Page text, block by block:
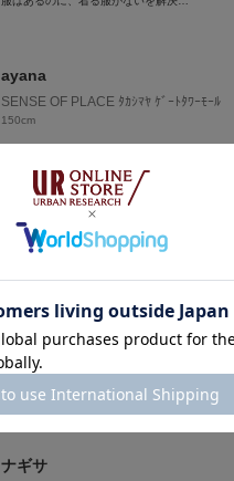
ぜひ、フォローお願いします🤍
Instagramでも、日々の着こなしや
@ai_okmt14
ayana
SENSE OF PLACE ﾀｶｼﾏﾔ ｹﾞｰﾄﾀﾜｰﾓｰﾙ
150cm
165cm
ご覧いただきありがとうございます！
長年、定番のアイテムを好んで着ていたのです
ンド感のあるコーディネートも研究中です！
を中心に発信していけたらと思います！
お気に入りが見つかると嬉しいです🤍
ナギサ